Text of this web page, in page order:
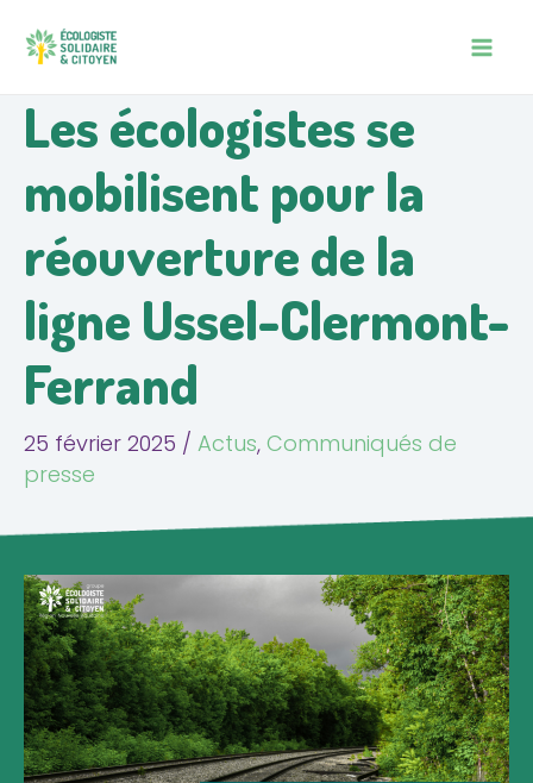
au
MAIN
Les écologistes se
mobilisent pour la
réouverture de la
ligne Ussel-Clermont-
Ferrand
25 février 2025 / Actus, Communiqués de
presse
des